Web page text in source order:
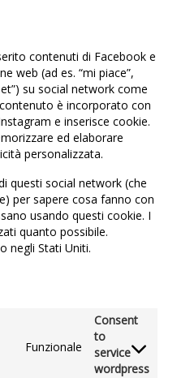
contenuti di Facebook e
web (ad es. “mi piace”,
su social network come
è incorporato con
e inserisce cookie.
ed elaborare
personalizzata.
questi social network (che
per sapere cosa fanno con
usando questi cookie. I
quanto possibile.
negli Stati Uniti.
Funzionale
Consent
to
service
wordpress